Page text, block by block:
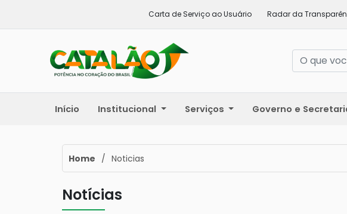
Carta de Serviço ao Usuário Radar da
Início Institucional Serviços Governo e
Home / Noticias
Notícias